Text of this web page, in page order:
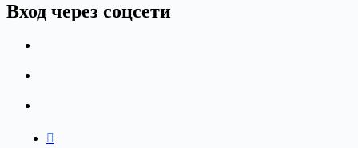
Вход через соцсети